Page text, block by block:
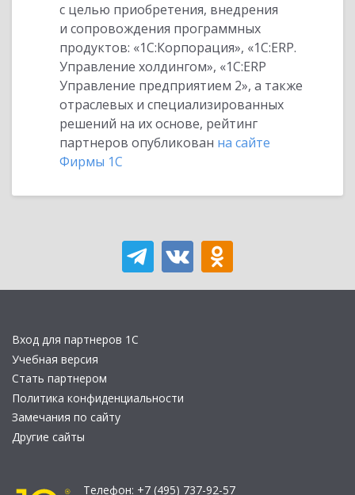
с целью приобретения, внедрения
и сопровождения программных
продуктов: «1С:Корпорация», «1С:ERP.
Управление холдингом», «1С:ERP
Управление предприятием 2», а также
отраслевых и специализированных
решений на их основе, рейтинг
партнеров опубликован на сайте
Фирмы 1С
Вход для партнеров 1С
Учебная версия
Стать партнером
Политика конфиденциальности
Замечания по сайту
Другие сайты
Телефон: +7 (495) 737-92-57